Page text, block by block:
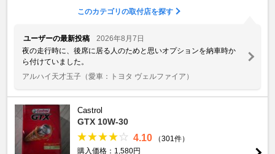
このカテゴリの取付店を探す
ユーザーの最新投稿
2026年8月7日
夜の走行時に、後席に居る人のためと思いオプションを納車時か
ら付けていました。
アルハイ天才玉子 （愛車：トヨタ ヴェルファイア）
Castrol
GTX 10W-30
4.10
（301件）
購入価格：1,580円